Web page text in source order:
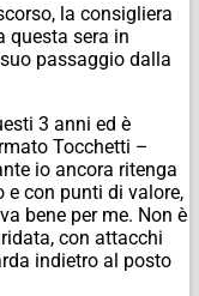
la consigliera
questa sera in
passaggio dalla
3 anni ed è
Tocchetti –
io ancora ritenga
e con punti di valore,
bene per me. Non è
con attacchi
indietro al posto